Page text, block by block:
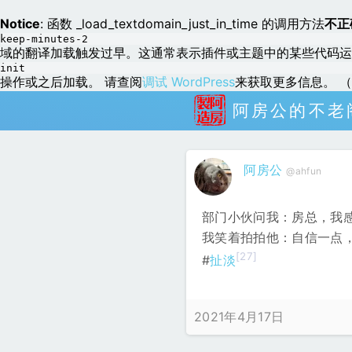
Notice: 函数 _load_textdomain_just_in_time 的调用方法不
keep-minutes-2
域的翻译加载触发过早。这通常表示插件或主题中的某些代码
init
操作或之后加载。 请查阅调试 WordPress来获取更多信息。
阿房公的不老
阿房公 @ahfun
部门小伙问我：房总，我
我笑着拍拍他：自信一点
#扯淡[27]
2021年4月17日